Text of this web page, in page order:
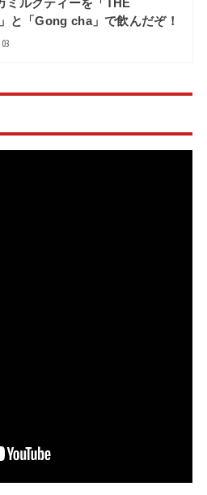
ミルクティーを「THE
と「Gong cha」で飲んだぞ！